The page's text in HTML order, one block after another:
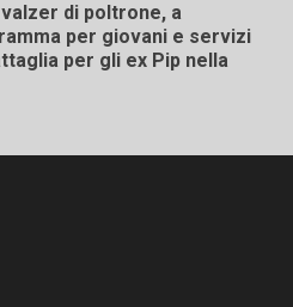
valzer di poltrone, a
per giovani e servizi
per gli ex Pip nella